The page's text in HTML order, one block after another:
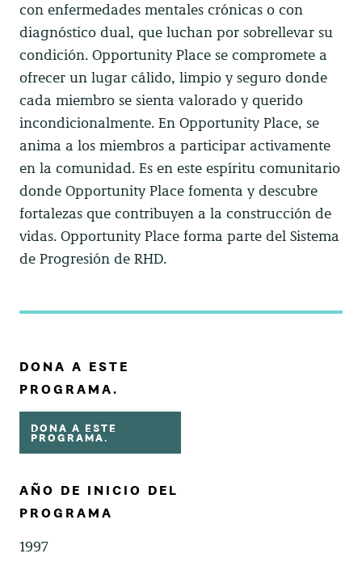
con enfermedades mentales crónicas o con
diagnóstico dual, que luchan por sobrellevar su
condición. Opportunity Place se compromete a
ofrecer un lugar cálido, limpio y seguro donde
cada miembro se sienta valorado y querido
incondicionalmente. En Opportunity Place, se
anima a los miembros a participar activamente
en la comunidad. Es en este espíritu comunitario
donde Opportunity Place fomenta y descubre
fortalezas que contribuyen a la construcción de
vidas. Opportunity Place forma parte del Sistema
de Progresión de RHD.
DONA A ESTE
PROGRAMA.
DONA A ESTE
PROGRAMA.
AÑO DE INICIO DEL
PROGRAMA
1997